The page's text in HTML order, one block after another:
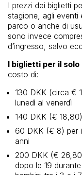
I prezzi dei biglietti
stagione, agli eventi
parco o anche di
sono invece
d’ingresso, salvo
I biglietti per il
costo di:
130 DKK (circa €
lunedì al venerdì
140 DKK (€
60 DKK (€ 8) per i
anni
200 DKK (€
dopo le 19